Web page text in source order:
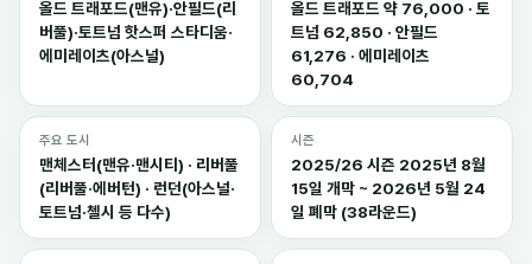
올드 트래포드(맨유)·안필드(리
버풀)·토트넘 핫스퍼 스타디움·
에미레이츠(아스널)
올드 트래포드 약 76,000 · 토
트넘 62,850 · 안필드
61,276 · 에미레이츠
60,704
주요 도시
맨체스터(맨유·맨시티) · 리버풀
(리버풀·에버턴) · 런던(아스널·
토트넘·첼시 등 다수)
시즌
2025/26 시즌 2025년 8월
15일 개막 ~ 2026년 5월 24
일 폐막 (38라운드)